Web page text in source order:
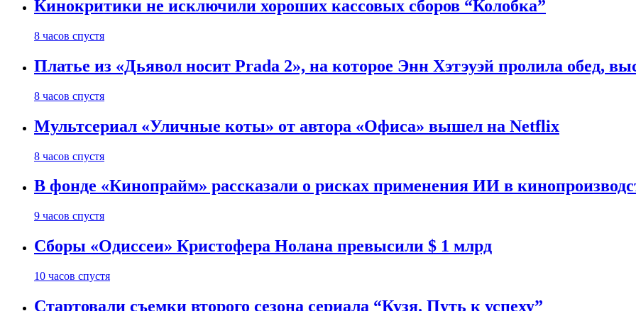
Кинокритики не исключили хороших кассовых сборов “Колобка”
8 часов спустя
Платье из «Дьявол носит Prada 2», на которое Энн Хэтэуэй пролила обед,
8 часов спустя
Мультсериал «Уличные коты» от автора «Офиса» вышел на Netflix
8 часов спустя
В фонде «Кинопрайм» рассказали о рисках применения ИИ в
9 часов спустя
Сборы «Одиссеи» Кристофера Нолана превысили $ 1 млрд
10 часов спустя
Стартовали съемки второго сезона сериала “Кузя. Путь к успеху”